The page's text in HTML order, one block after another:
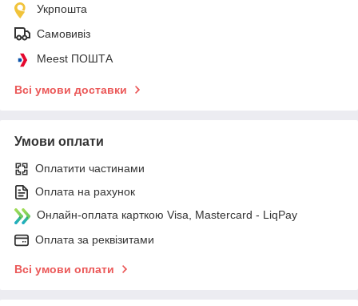
Укрпошта
Самовивіз
Meest ПОШТА
Всі умови доставки
Умови оплати
Оплатити частинами
Оплата на рахунок
Онлайн-оплата карткою Visa, Mastercard - LiqPay
Оплата за реквізитами
Всі умови оплати